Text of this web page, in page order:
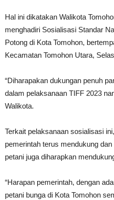
Hal ini dikatakan Walikota
menghadiri Sosialisasi Standar
Potong di Kota Tomohon,
Kecamatan Tomohon Utara,
“Diharapakan dukungan penuh
dalam pelaksanaan TIFF 2023
Walikota.
Terkait pelaksanaan sosialisasi
pemerintah terus mendukung
petani juga diharapkan
“Harapan pemerintah, dengan
petani bunga di Kota Tomohon